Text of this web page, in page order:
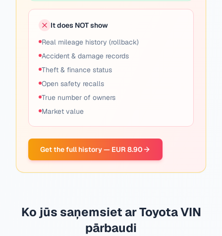
It does NOT show
Real mileage history (rollback)
Accident & damage records
Theft & finance status
Open safety recalls
True number of owners
Market value
Get the full history — EUR 8.90
Ko jūs saņemsiet ar Toyota VIN
pārbaudi